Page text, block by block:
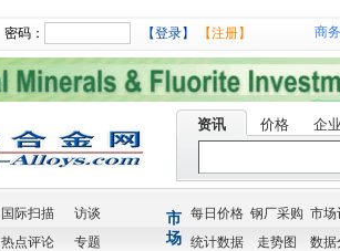
密码： 【登录】 【注册】 商
资讯 价格 企
国际扫描
访谈
热点评论 专题
市
场
每日价格 钢厂采购 市场
统计数据
走势图 数据